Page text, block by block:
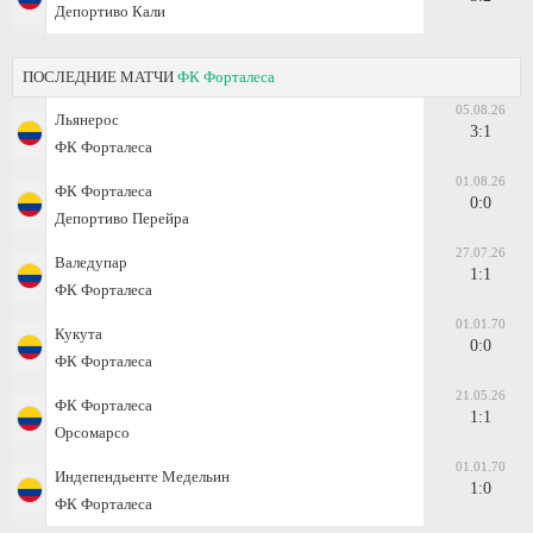
Депортиво Кали
ПОСЛЕДНИЕ МАТЧИ ФК Форталеса
Льянерос
ФК Форталеса
05.08.26
3:1
ФК Форталеса
Депортиво Перейра
01.08.26
0:0
Валедупар
ФК Форталеса
27.07.26
1:1
Кукута
ФК Форталеса
01.01.70
0:0
ФК Форталеса
Орсомарсо
21.05.26
1:1
Индепендьенте Медельин
ФК Форталеса
01.01.70
1:0